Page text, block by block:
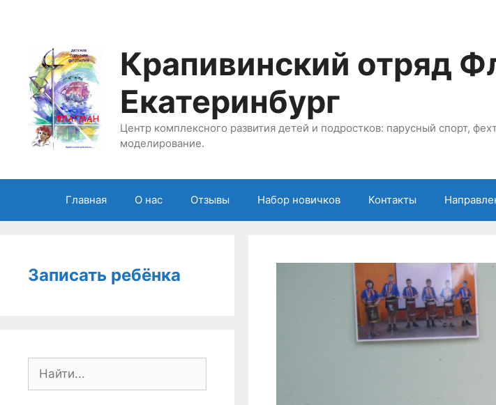
Крапивинский отряд
Екатеринбург
Центр комплексного развития детей и подростков: парусный спорт,
моделирование.
Главная О нас Отзывы Набор новичков Контакты
Записать ребёнка
Поиск: